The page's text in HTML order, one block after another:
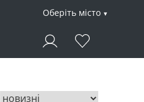
Оберіть місто